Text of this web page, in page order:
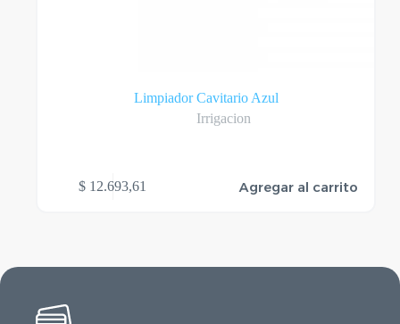
Limpiador Cavitario Azul
Irrigacion
$ 12.693,61 Agregar al carrito